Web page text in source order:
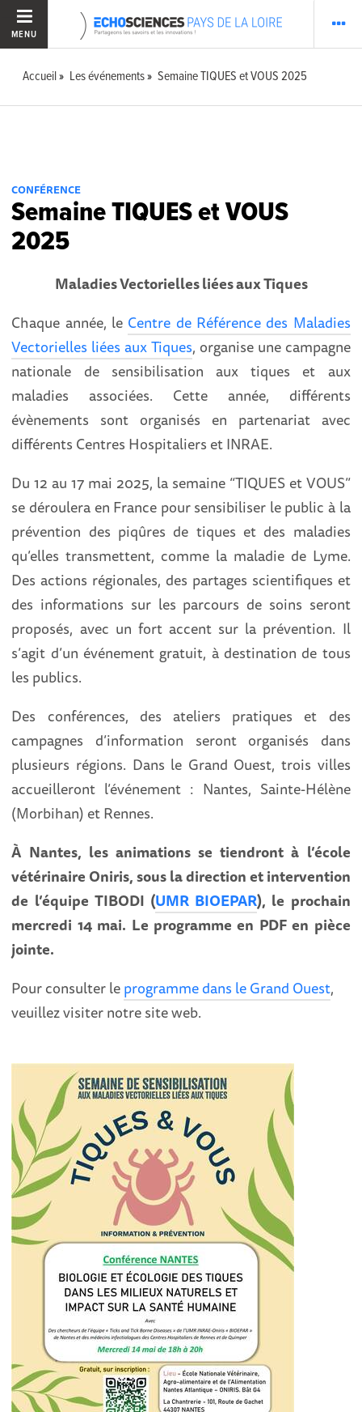
MENU
Accueil Les événements Semaine TIQUES et VOUS 2025
CONFÉRENCE
Semaine TIQUES et VOUS
2025
Maladies Vectorielles liées aux Tiques
Chaque année, le Centre de Référence des Maladies
Vectorielles liées aux Tiques, organise une campagne
nationale de sensibilisation aux tiques et aux
maladies associées. Cette année, différents
évènements sont organisés en partenariat avec
différents Centres Hospitaliers et INRAE.
Du 12 au 17 mai 2025, la semaine “TIQUES et VOUS”
se déroulera en France pour sensibiliser le public à la
prévention des piqûres de tiques et des maladies
qu’elles transmettent, comme la maladie de Lyme.
Des actions régionales, des partages scientifiques et
des informations sur les parcours de soins seront
proposés, avec un fort accent sur la prévention. Il
s’agit d’un événement gratuit, à destination de tous
les publics.
Des conférences, des ateliers pratiques et des
campagnes d’information seront organisés dans
plusieurs régions. Dans le Grand Ouest, trois villes
accueilleront l’événement : Nantes, Sainte-Hélène
(Morbihan) et Rennes.
À Nantes, les animations se tiendront à l’école
vétérinaire Oniris, sous la direction et intervention
de l’équipe TIBODI (UMR BIOEPAR), le prochain
mercredi 14 mai. Le programme en PDF en pièce
jointe.
Pour consulter leprogramme dans le Grand Ouest,
veuillez visiter notre site web.